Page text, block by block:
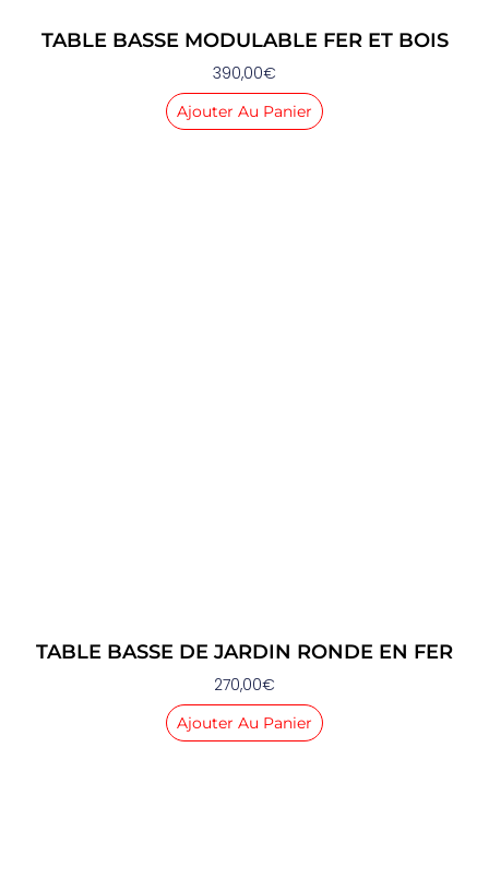
TABLE BASSE MODULABLE FER ET BOIS
390,00€
Ajouter Au Panier
TABLE BASSE DE JARDIN RONDE EN FER
270,00€
Ajouter Au Panier